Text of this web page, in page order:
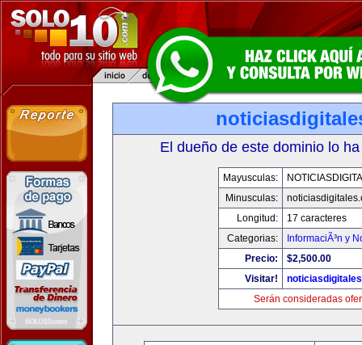
El dueño de este dominio lo
Mayusculas:
Minusculas:
Longitud:
17 caracteres
Categorias:
InformaciÃ³n y
Precio:
$2,500.00
Visitar!
Serán consideradas